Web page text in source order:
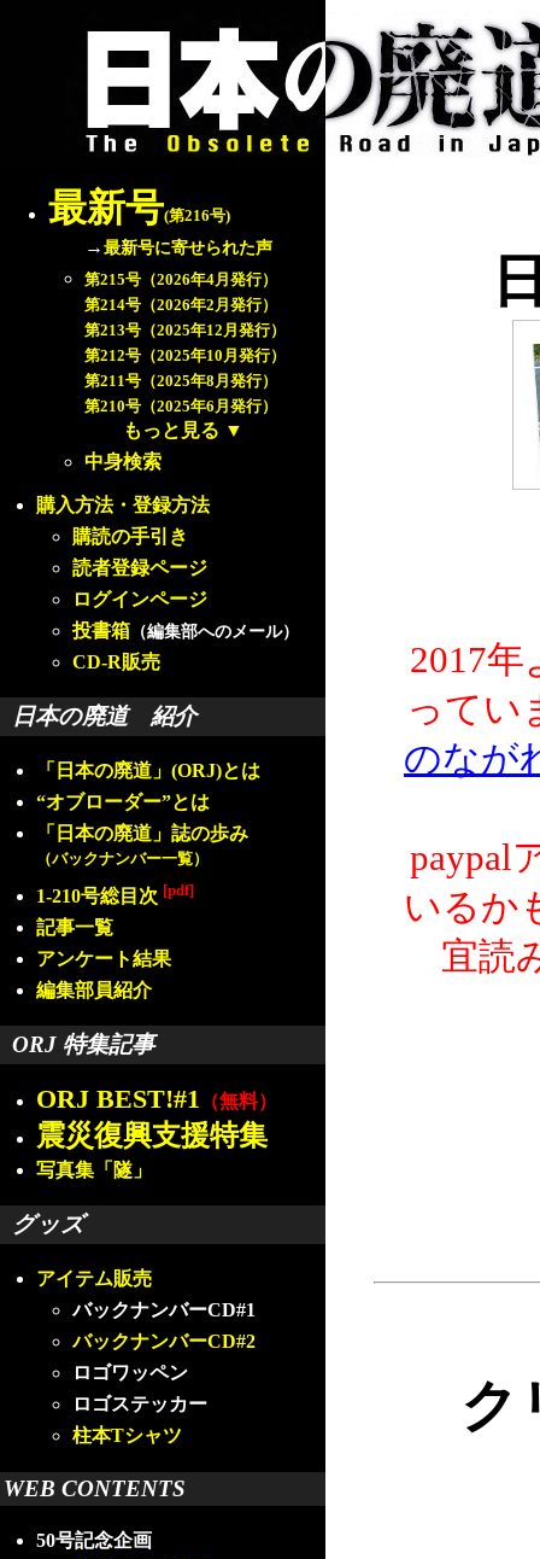
最新号(第216号)
→最新号に寄せられた声
第215号（2026年4月発行）
第214号（2026年2月発行）
第213号（2025年12月発行）
第212号（2025年10月発行）
第211号（2025年8月発行）
第210号（2025年6月発行）
もっと見る ▼
中身検索
購入方法・登録方法
購読の手引き
読者登録ページ
ログインページ
投書箱 （編集部へのメール）
CD-R販売
日本の廃道 紹介
「日本の廃道」(ORJ)とは
“オブローダー”とは
「日本の廃道」誌の歩み
（バックナンバー一覧）
1-210号総目次 [pdf]
記事一覧
アンケート結果
編集部員紹介
ORJ 特集記事
ORJ BEST!#1 （無料）
震災復興支援特集
写真集「隧」
グッズ
アイテム販売
バックナンバーCD#1
バックナンバーCD#2
ロゴワッペン
ロゴステッカー
柱本Tシャツ
WEB CONTENTS
50号記念企画
2017
ってい
のなが
paypal
いるか
宜読
ク